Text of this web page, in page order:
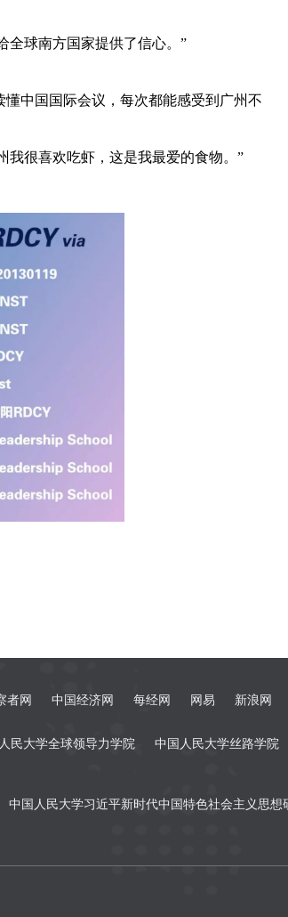
全球南方国家提供了信心。”
中国国际会议，每次都能感受到广州不
我很喜欢吃虾，这是我最爱的食物。”
者网 中国经济网 每经网 网易 新浪网
民大学全球领导力学院 中国人民大学丝路学院
中国人民大学习近平新时代中国特色社会主义思想